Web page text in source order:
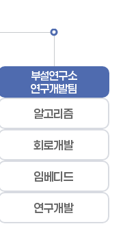
부설연구소
연구개발팀
알고리즘
회로개발
임베디드
연구개발